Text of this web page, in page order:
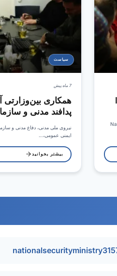
سیاست
7 ماه پیش
همکاری بین‌وزارتی
پدافند مدنی و
نیروی ملی مدنی، دفاع مدنی و
ایمنی عمومی،…
بیشتر بخوانید